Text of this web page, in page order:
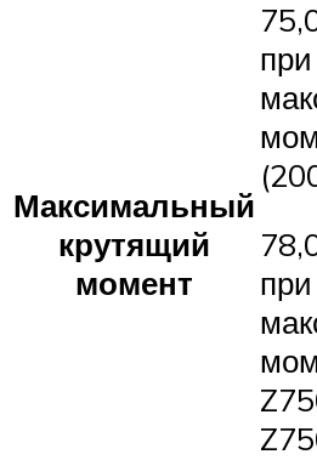
Максимальный
крутящий
момент